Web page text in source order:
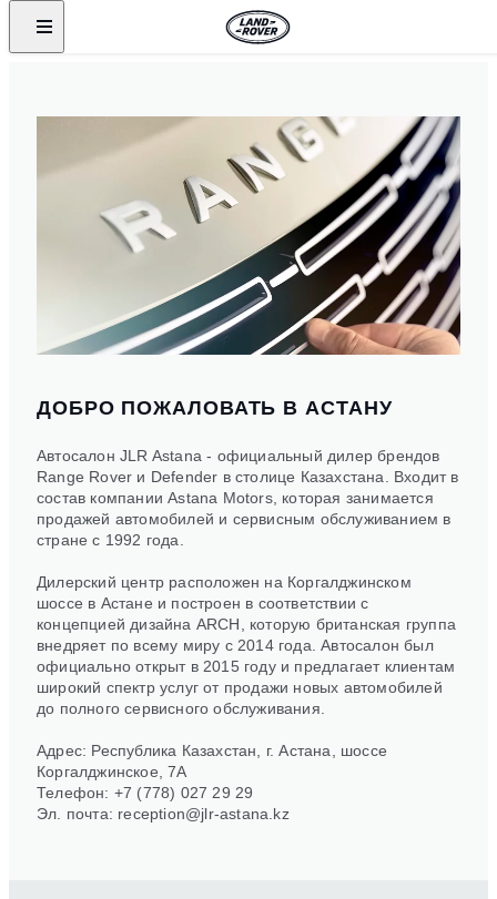
ДОБРО ПОЖАЛОВАТЬ В АСТАНУ
Автосалон JLR Astana - официальный дилер брендов
Range Rover и Defender в столице Казахстана. Входит в
состав компании Astana Motors, которая занимается
продажей автомобилей и сервисным обслуживанием в
стране с 1992 года.
Дилерский центр расположен на Коргалджинском
шоссе в Астане и построен в соответствии с
концепцией дизайна ARCH, которую британская группа
внедряет по всему миру с 2014 года. Автосалон был
официально открыт в 2015 году и предлагает клиентам
широкий спектр услуг от продажи новых автомобилей
до полного сервисного обслуживания.
Адрес: Республика Казахстан, г. Астана, шоссе
Коргалджинское, 7А
Телефон: +7 (778) 027 29 29
Эл. почта: reception@jlr-astana.kz